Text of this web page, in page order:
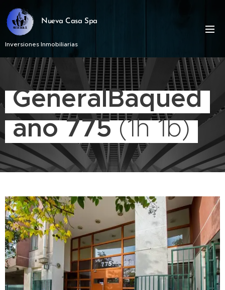
Nueva Casa Spa
Inversiones Inmobiliarias
GeneralBaqued
ano 775(1h 1b)